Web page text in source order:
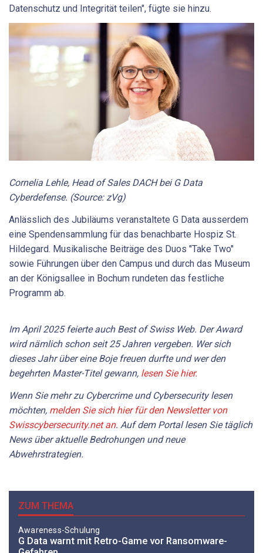
Datenschutz und Integrität teilen", fügte sie hinzu.
Cornelia Lehle, Head of Sales DACH bei G Data
Cyberdefense. (Source: zVg)
Anlässlich des Jubiläums veranstaltete G Data ausserdem
eine Spendensammlung für das benachbarte Hospiz St.
Hildegard. Musikalische Beiträge des Duos "Take Two"
sowie Führungen über den Campus und durch das Museum
an der Königsallee in Bochum rundeten das festliche
Programm ab.
Im April 2025 feierte auch Best of Swiss Web. Der Award
wird nämlich schon seit 25 Jahren vergeben. Wer sich
dieses Jahr über eine Boje freuen durfte und wer den
begehrten Master-Titel gewann, lesen Sie hier.
Wenn Sie mehr zu Cybercrime und Cybersecurity lesen
möchten, melden Sie sich hier für den Newsletter von
Swisscybersecurity.net an. Auf dem Portallesen Sie täglich
News über aktuelle Bedrohungen und neue
Abwehrstrategien.
ZUM THEMA
Awareness-Schulung
G Data warnt mit Retro-Game vor Ransomware-